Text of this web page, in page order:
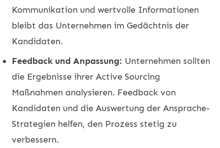
Kommunikation und wertvolle Informationen
bleibt das Unternehmen im Gedächtnis der
Kandidaten.
Feedback und Anpassung: Unternehmen sollten
die Ergebnisse ihrer Active Sourcing
Maßnahmen analysieren. Feedback von
Kandidaten und die Auswertung der Ansprache-
Strategien helfen, den Prozess stetig zu
verbessern.